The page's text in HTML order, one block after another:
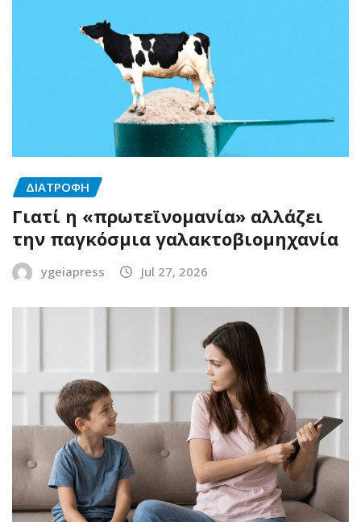
ΔΙΑΤΡΟΦΗ
Γιατί η «πρωτεϊνομανία» αλλάζει
την παγκόσμια γαλακτοβιομηχανία
ygeiapress Jul 27, 2026